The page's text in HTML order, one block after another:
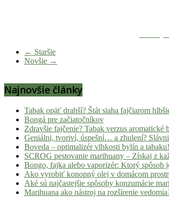
konopnej
najlepší
chill-
out,
stoner
tipy
lifestyle.
Klikni
nalaď
← Staršie
Novšie →
Najnovšie články
Tabak opäť drahší? Štát siaha fajčiarom
Bongá pre začiatočníkov
Zdravšie fajčenie? Tabak verzus aromatické
Geniálni, tvoriví, úspešní… a zhulení?
Boveda – optimalizér vlhkosti bylín a
SCROG pestovanie marihuany – Získaj z
Bongo, fajka alebo vaporizér: Ktorý spôsob
Ako vyrobiť konopný olej v domácom
Aké sú najčastejšie spôsoby konzumácie
Marihuana ako nástroj na rozšírenie